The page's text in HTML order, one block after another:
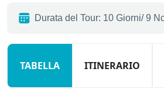
Durata del Tour: 10 Giorni/ 9
TABELLA ITINERARIO